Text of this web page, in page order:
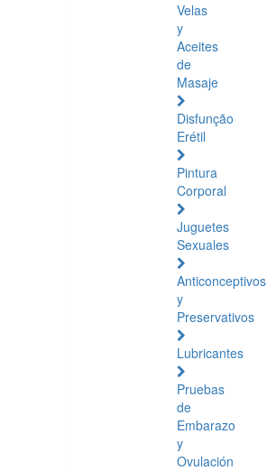
Velas
y
Aceites
de
Masaje
Disfunção
Erétil
Pintura
Corporal
Juguetes
Sexuales
Anticonceptivos
y
Preservativos
Lubricantes
Pruebas
de
Embarazo
y
Ovulación